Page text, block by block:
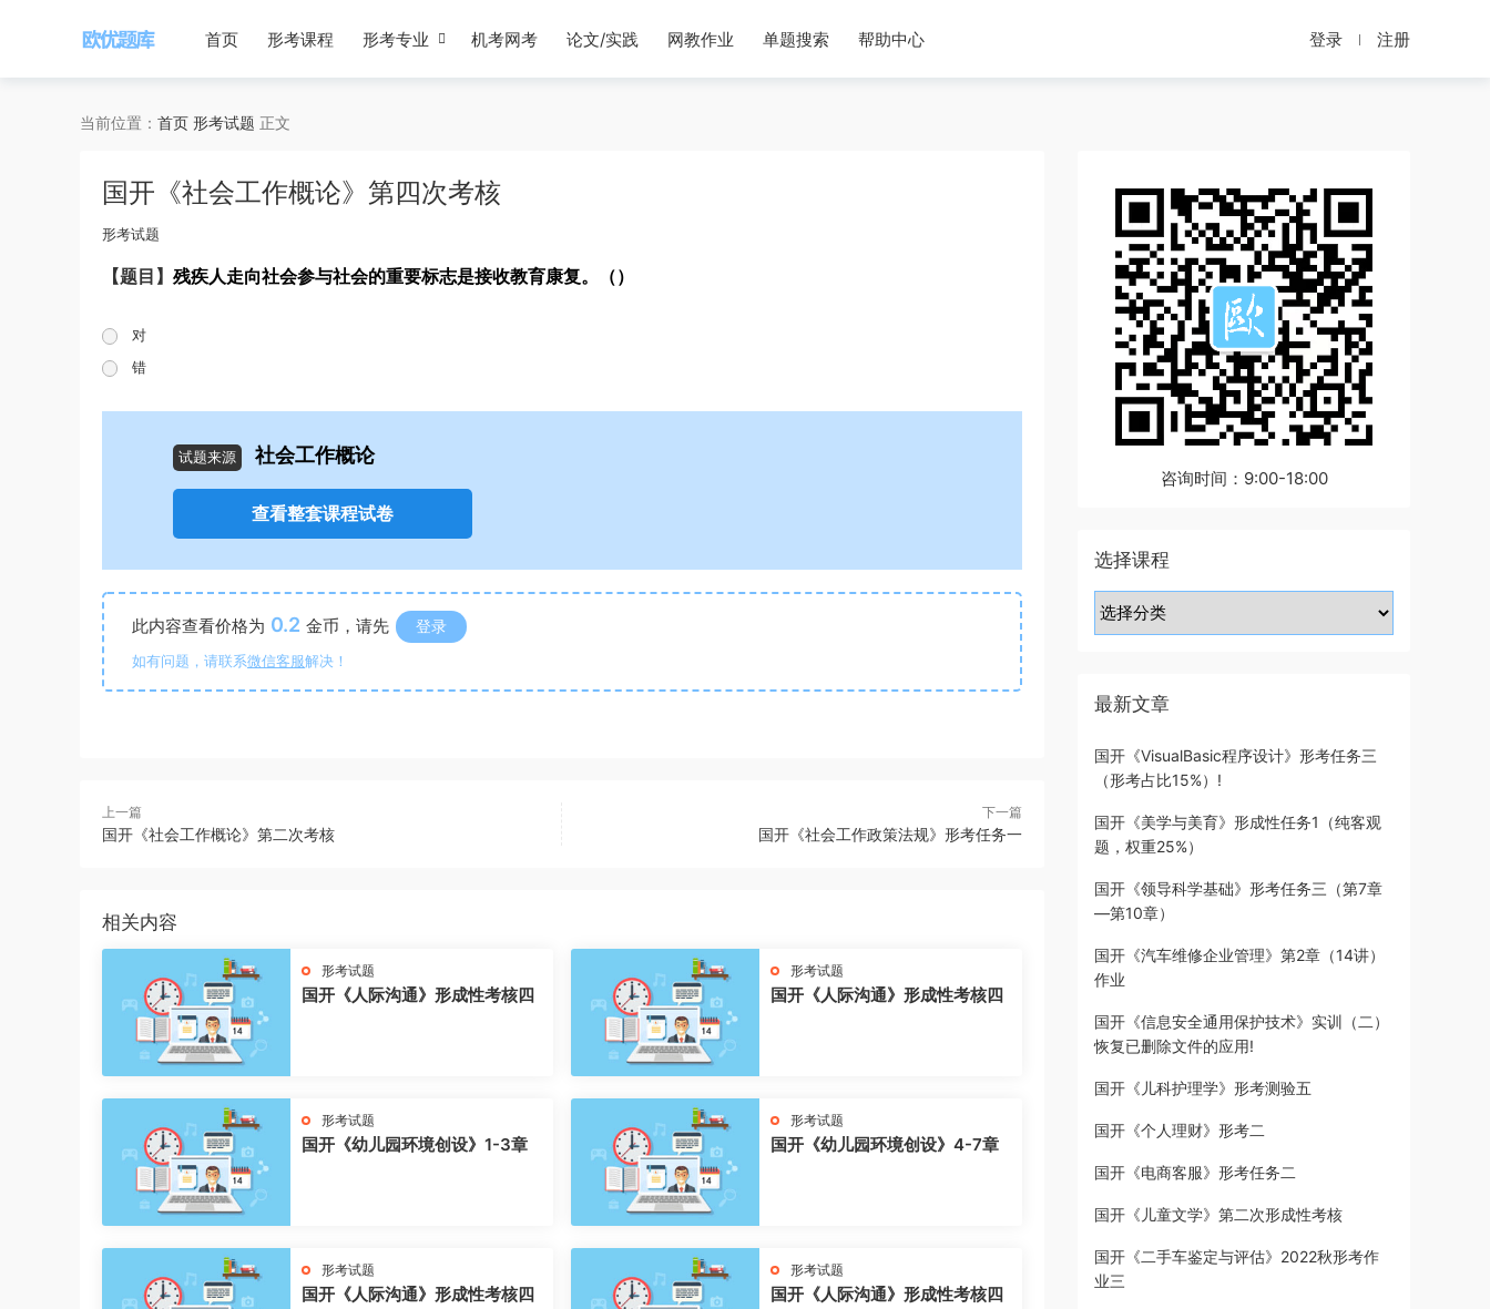
首页 形考课程 形考专业 机考网考 论文/实践 网教作业 单题搜索 帮助中心 登录 注册
当前位置： 首页 形考试题 正文
国开《社会工作概论》第四次考核
形考试题
【题目】 残疾人走向社会参与社会的重要标志是接收教育康复。（）
对
错
试题来源 社会工作概论
查看整套课程试卷
此内容查看价格为 0.2 金币，请先 登录
如有问题，请联系微信客服解决！
上一篇
国开《社会工作概论》第二次考核
下一篇
国开《社会工作政策法规》形考任务一
相关内容
形考试题
国开《人际沟通》形成性考核四
形考试题
国开《人际沟通》形成性考核四
形考试题
国开《幼儿园环境创设》1-3章
形考试题
国开《幼儿园环境创设》4-7章
形考试题
国开《人际沟通》形成性考核四
形考试题
国开《人际沟通》形成性考核四
咨询时间：9:00-18:00
选择课程
最新文章
国开《VisualBasic程序设计》形考任务三
（形考占比15%）!
国开《美学与美育》形成性任务1（纯客观
题，权重25%）
国开《领导科学基础》形考任务三（第7章
—第10章）
国开《汽车维修企业管理》第2章（14讲）
作业
国开《信息安全通用保护技术》实训（二）
恢复已删除文件的应用!
国开《儿科护理学》形考测验五
国开《个人理财》形考二
国开《电商客服》形考任务二
国开《儿童文学》第二次形成性考核
国开《二手车鉴定与评估》2022秋形考作
业三